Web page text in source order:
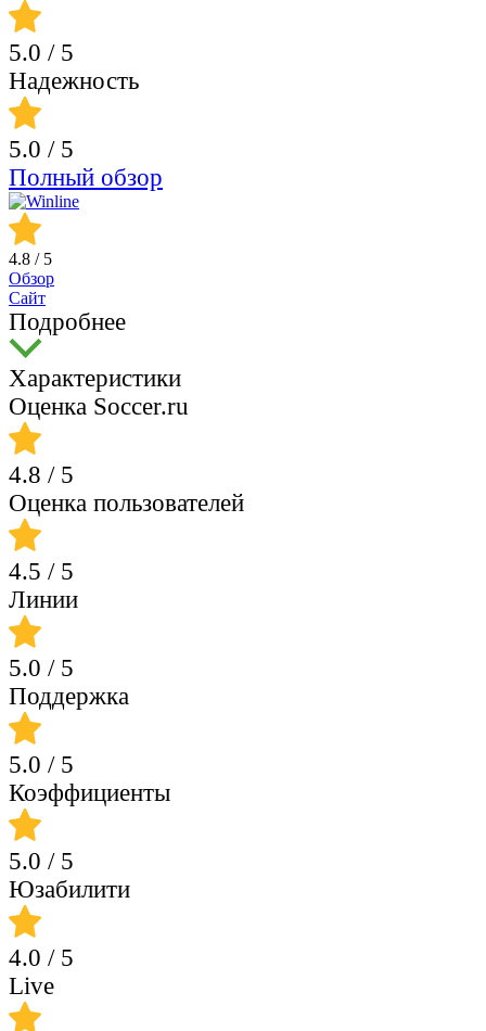
5.0 / 5
Надежность
5.0 / 5
Полный обзор
4.8 / 5
Обзор
Сайт
Подробнее
Характеристики
Оценка Soccer.ru
4.8 / 5
Оценка пользователей
4.5 / 5
Линии
5.0 / 5
Поддержка
5.0 / 5
Коэффициенты
5.0 / 5
Юзабилити
4.0 / 5
Live